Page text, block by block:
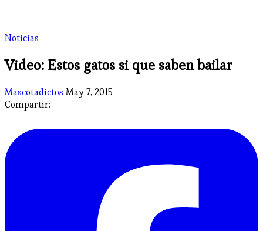
Noticias
Video: Estos gatos si que saben bailar
Mascotadictos May 7, 2015
Compartir: